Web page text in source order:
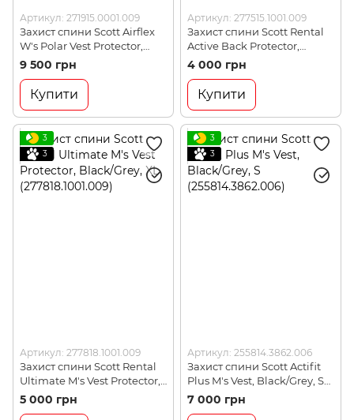
Артикул: 271915.0001.009
Захист спини Scott Airflex
W's Polar Vest Protector,
Black, XL (271915.0001.009)
9 500 грн
Купити
Артикул: 277515.1001.009
Захист спини Scott Rental
Active Back Protector,
Black/Brown, XL
(277515.1001.009)
4 000 грн
Купити
3
3
Артикул: 277818.1001.009
Захист спини Scott Rental
Ultimate M's Vest Protector,
Black/Grey, XL
(277818.1001.009)
5 000 грн
3
3
Артикул: 255814.3862.006
Захист спини Scott Actifit
Plus M's Vest, Black/Grey, S
(255814.3862.006)
7 000 грн